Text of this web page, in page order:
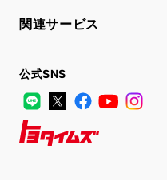
関連サービス
公式SNS
LINE
X FacebookYouTube